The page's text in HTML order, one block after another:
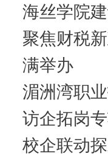
海丝学院
聚焦财税
满举办
湄洲湾职
访企拓岗
校企联动